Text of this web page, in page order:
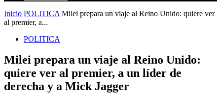
Inicio POLITICA Milei prepara un viaje al Reino Unido: quiere ver
al premier, a...
POLITICA
Milei prepara un viaje al Reino Unido:
quiere ver al premier, a un líder de
derecha y a Mick Jagger